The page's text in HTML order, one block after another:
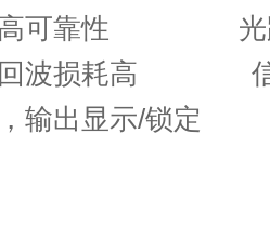
可靠性
波损耗高
输出显示/锁定